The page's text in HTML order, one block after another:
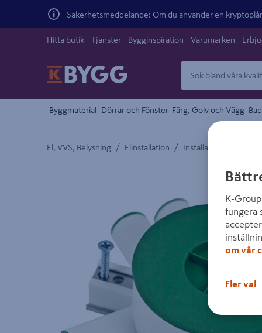
Säkerhetsmeddelande: Om du använder en
Hitta butik Tjänster Bygginspiration Varumärken
Byggmaterial Dörrar och Fönster Färg, Golv och Vägg
El, VVS, Belysning / Elinstallation / Installationstillbehör
Detaljerad beskrivning finns i
K-
fungera
om vår
Fler val